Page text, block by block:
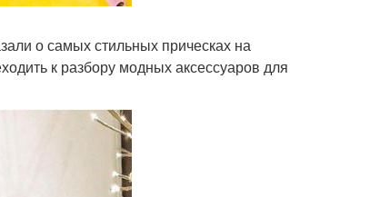
о самых стильных прическах на
к разбору модных аксессуаров для